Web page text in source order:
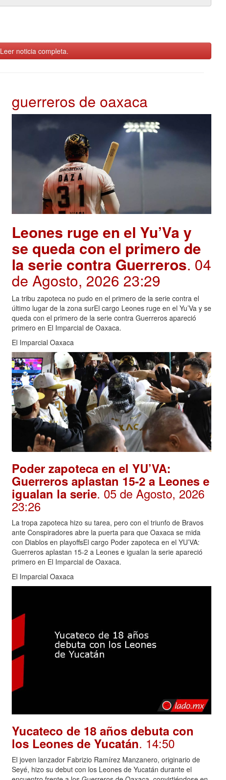
Leer noticia completa.
guerreros de oaxaca
Leones ruge en el Yu’Va y
se queda con el primero de
la serie contra Guerreros. 04
de Agosto, 2026 23:29
La tribu zapoteca no pudo en el primero de la serie contra el
último lugar de la zona surEl cargo Leones ruge en el Yu’Va y se
queda con el primero de la serie contra Guerreros apareció
primero en El Imparcial de Oaxaca.
El Imparcial Oaxaca
Poder zapoteca en el YU’VA:
Guerreros aplastan 15-2 a Leones e
igualan la serie. 05 de Agosto, 2026
23:26
La tropa zapoteca hizo su tarea, pero con el triunfo de Bravos
ante Conspiradores abre la puerta para que Oaxaca se mida
con Diablos en playoffsEl cargo Poder zapoteca en el YU’VA:
Guerreros aplastan 15-2 a Leones e igualan la serie apareció
primero en El Imparcial de Oaxaca.
El Imparcial Oaxaca
Yucateco de 18 años debuta con
los Leones de Yucatán. 14:50
El joven lanzador Fabrizio Ramírez Manzanero, originario de
Seyé, hizo su debut con los Leones de Yucatán durante el